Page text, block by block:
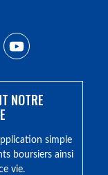
NOTRE
simple
boursiers ainsi
vie.